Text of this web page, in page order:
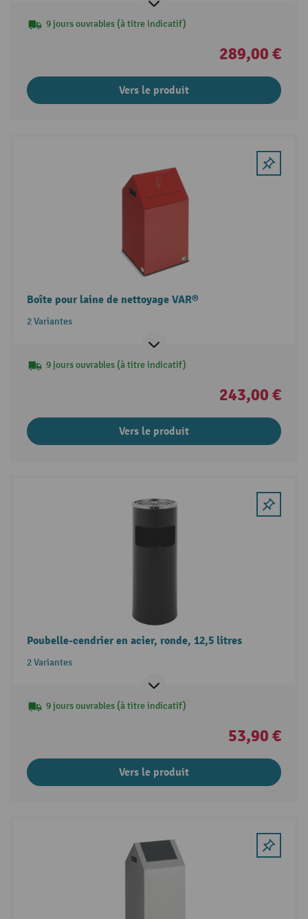
9 jours ouvrables (à titre indicatif)
289,00 €
Vers le produit
Boîte pour laine de nettoyage VAR®
2 Variantes
9 jours ouvrables (à titre indicatif)
243,00 €
Vers le produit
Poubelle-cendrier en acier, ronde, 12,5 litres
2 Variantes
9 jours ouvrables (à titre indicatif)
53,90 €
Vers le produit